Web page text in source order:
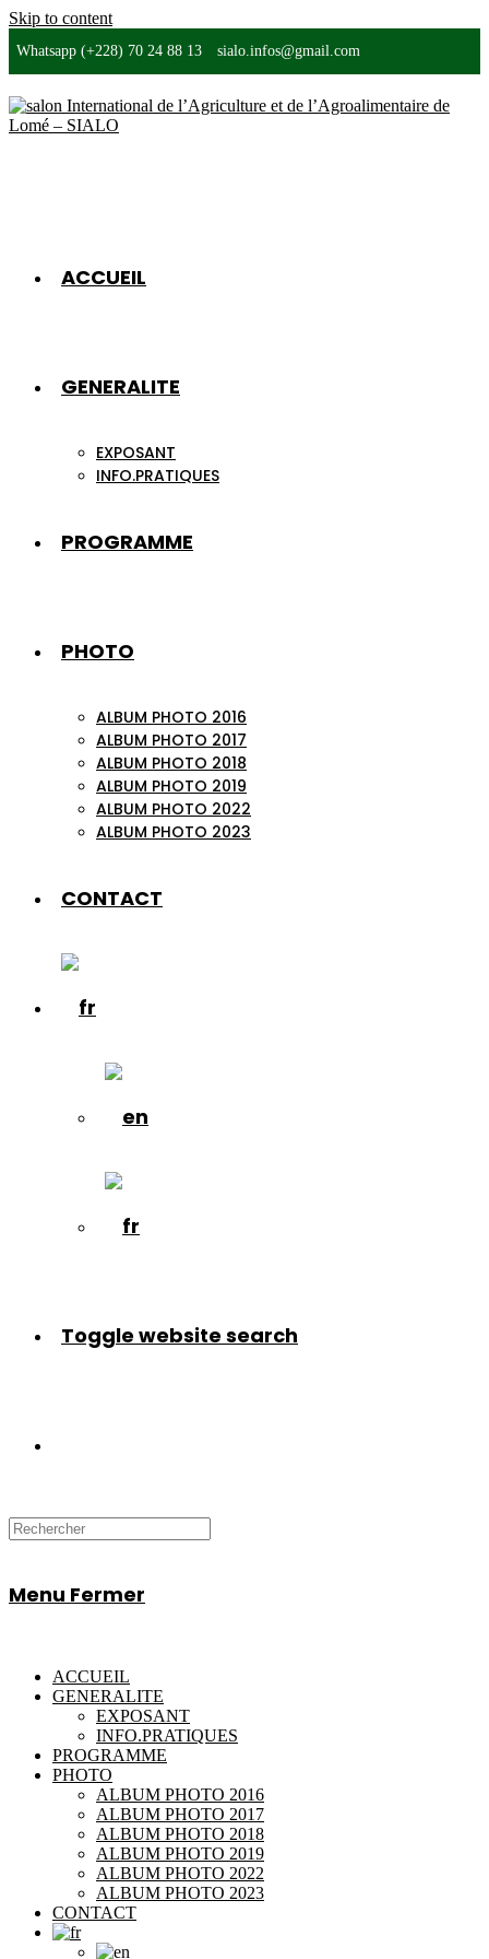
Skip to content
Whatsapp (+228) 70 24 88 13 sialo.infos@gmail.com
ACCUEIL
GENERALITE
EXPOSANT
INFO.PRATIQUES
PROGRAMME
PHOTO
ALBUM PHOTO 2016
ALBUM PHOTO 2017
ALBUM PHOTO 2018
ALBUM PHOTO 2019
ALBUM PHOTO 2022
ALBUM PHOTO 2023
CONTACT
Toggle website search
Menu Fermer
ACCUEIL
GENERALITE
EXPOSANT
INFO.PRATIQUES
PROGRAMME
PHOTO
ALBUM PHOTO 2016
ALBUM PHOTO 2017
ALBUM PHOTO 2018
ALBUM PHOTO 2019
ALBUM PHOTO 2022
ALBUM PHOTO 2023
CONTACT